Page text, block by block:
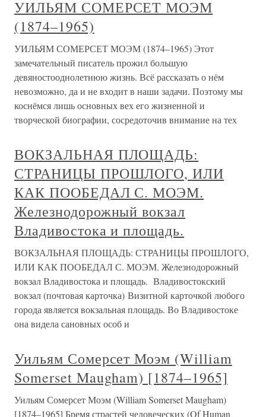
УИЛЬЯМ СОМЕРСЕТ МОЭМ
(1874–1965)
УИЛЬЯМ СОМЕРСЕТ МОЭМ (1874–1965) Этот
замечательный писатель прожил большую
девяностооднолетнюю жизнь. Всё рассказать о нём
невозможно, да и не входит в наши задачи. Поэтому мы
коснёмся лишь основных вех его жизненной и
творческой биографии, сосредоточив внимание на тех
ВОКЗАЛЬНАЯ ПЛОЩАДЬ:
СТРАНИЦЫ ПРОШЛОГО, ИЛИ
КАК ПООБЕДАЛ С. МОЭМ.
Железнодорожный вокзал
Владивостока и площадь.
ВОКЗАЛЬНАЯ ПЛОЩАДЬ: СТРАНИЦЫ ПРОШЛОГО,
ИЛИ КАК ПООБЕДАЛ С. МОЭМ. Железнодорожный
вокзал Владивостока и площадь. Владивостокский
вокзал (почтовая карточка) Визитной карточкой любого
города является вокзальная площадь. Во Владивостоке
она видела сановных особ и
Уильям Сомерсет Моэм (William
Somerset Maugham) [1874–1965]
Уильям Сомерсет Моэм (William Somerset Maugham)
[1874–1965] Бремя страстей человеческих (Of Human